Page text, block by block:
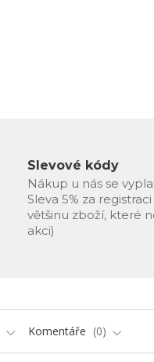
Slevové kódy
Nákup u nás se
Sleva 5% za registraci
většinu zboží, které
akci)
Komentáře 0